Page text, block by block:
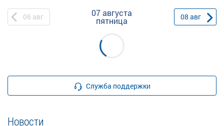
06 авг 07 августа
пятница 08 авг
Служба поддержки
Новости